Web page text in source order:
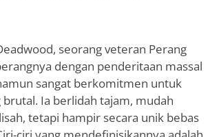
seorang veteran Perang
dengan penderitaan massal
sangat berkomitmen untuk
Ia berlidah tajam, mudah
tetapi hampir secara unik bebas